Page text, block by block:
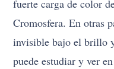
fuerte carga de color
Cromosfera. En otras
invisible bajo el brillo
puede estudiar y ver